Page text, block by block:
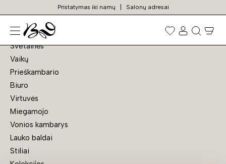
Pristatymas iki namų Salonų adresai
Prekių
paieška
Navigacija
Svetainės
Vaikų
Prieškambario
Biuro
Virtuvės
Miegamojo
Vonios kambarys
Lauko baldai
Stiliai